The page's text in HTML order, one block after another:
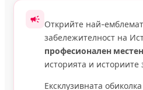
Открийте най-
забележителност на
професионален
историята и историите
Ексклузивната